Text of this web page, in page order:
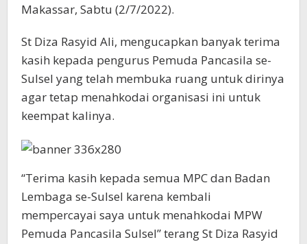
Makassar, Sabtu (2/7/2022).
St Diza Rasyid Ali, mengucapkan banyak terima
kasih kepada pengurus Pemuda Pancasila se-
Sulsel yang telah membuka ruang untuk dirinya
agar tetap menahkodai organisasi ini untuk
keempat kalinya.
“Terima kasih kepada semua MPC dan Badan
Lembaga se-Sulsel karena kembali
mempercayai saya untuk menahkodai MPW
Pemuda Pancasila Sulsel” terang St Diza Rasyid